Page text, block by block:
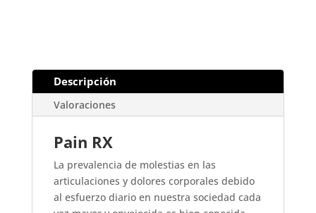
Descripción
Valoraciones
Pain RX
La prevalencia de molestias en las
articulaciones y dolores corporales debido
al esfuerzo diario en nuestra sociedad cada